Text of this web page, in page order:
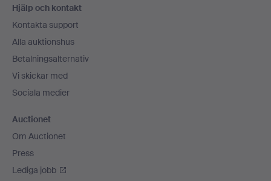
Hjälp och kontakt
Kontakta support
Alla auktionshus
Betalningsalternativ
Vi skickar med
Sociala medier
Auctionet
Om Auctionet
Press
Lediga jobb